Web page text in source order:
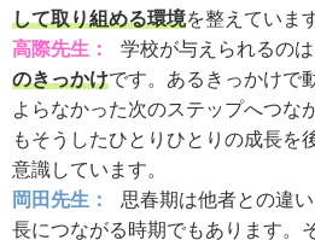
して取り組める環境を整えていま
高際先生：
学校が与えられるのは
のきっかけです。あるきっかけで
よらなかった次のステップへつな
もそうしたひとりひとりの成長を
意識しています。
岡田先生：
思春期は他者との違
長につながる時期でもあります。